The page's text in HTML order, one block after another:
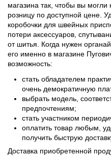
магазина так, чтобы вы могли
розницу по доступной цене.
коробочки для швейных
потери аксессуаров,
от шитья. Когда нужен
его именно в магазине
возможность:
стать обладателем
очень демократичную
выбрать модель,
предпочтениям;
стать участником
оплатить товар любым,
получить быструю
Доставка приобретенной